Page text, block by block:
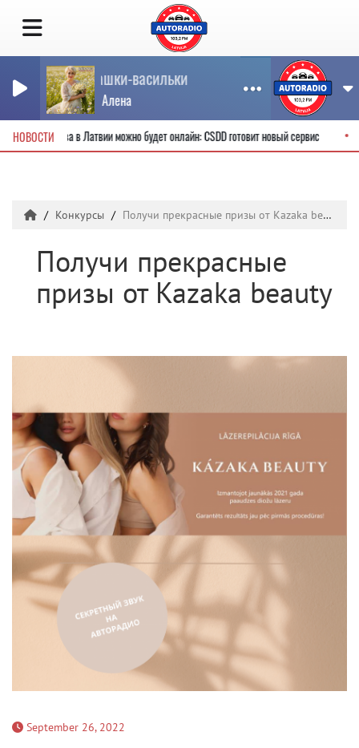
Ромашки-васильки
РОСС Алена
НОВОСТИправа в Латвии можно будет онлайн: CSDD готовит новый сервис
Конкурсы Получи прекрасные призы от Kazaka beauty
Получи прекрасные
призы от Kazaka beauty
September 26, 2022